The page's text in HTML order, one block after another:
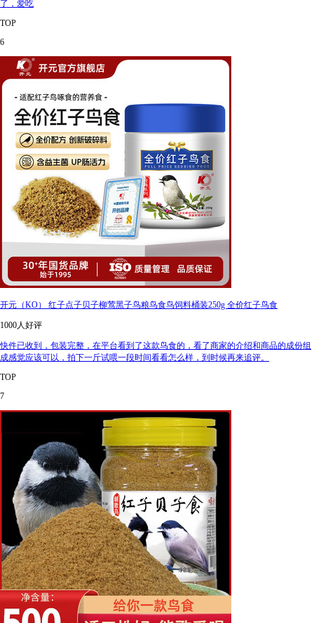
了，爱吃
TOP
6
开元（KO） 红子点子贝子柳莺黑子鸟粮鸟食鸟饲料桶装250g 全价红子鸟食
1000人好评
快件已收到，包装完整，在平台看到了这款鸟食的，看了商家的介绍和商品的成份组
成感觉应该可以，拍下一斤试喂一段时间看看怎么样，到时候再来追评。
TOP
7